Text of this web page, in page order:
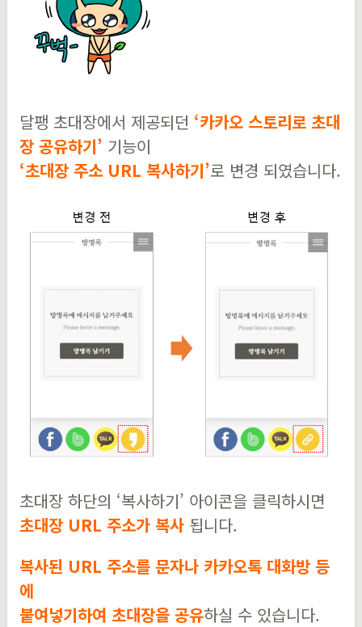
달팽 초대장에서 제공되던 ‘카카오 스토리로 초대
장 공유하기’ 기능이
‘초대장 주소 URL 복사하기’로 변경 되였습니다.
초대장 하단의 ‘복사하기’ 아이콘을 클릭하시면
초대장 URL 주소가 복사됩니다.
복사된 URL 주소를 문자나 카카오톡 대화방 등
에
붙여넣기하여 초대장을 공유하실 수 있습니다.